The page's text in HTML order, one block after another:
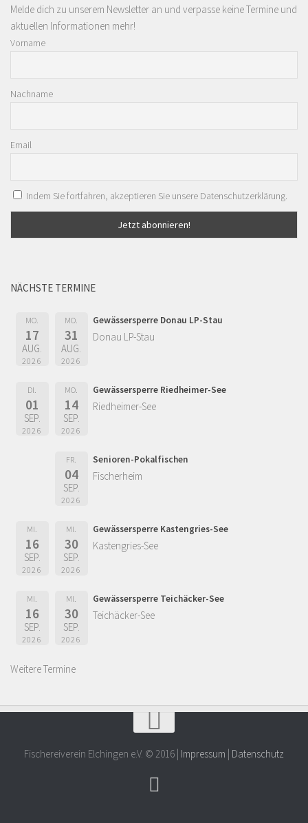
Melde dich zu unserem Newsletter an und verpasse keine Termine und
aktuellen Informationen mehr!
Vorname
Nachname
Email
Indem Sie fortfahren, akzeptieren Sie unsere Datenschutzerklärung.
NÄCHSTE TERMINE
MO.
17
AUG.
2026
MO.
31
AUG.
2026
Gewässersperre Donau LP-Stau
Donau LP-Stau
DI.
01
SEP.
2026
MO.
14
SEP.
2026
Gewässersperre Riedheimer-See
Riedheimer-See
FR.
04
SEP.
2026
Senioren-Pokalfischen
Fischerheim
MI.
16
SEP.
2026
MI.
30
SEP.
2026
Gewässersperre Kastengries-See
Kastengries-See
MI.
16
SEP.
2026
MI.
30
SEP.
2026
Gewässersperre Teichäcker-See
Teichäcker-See
Weitere Termine
Fischereiverein Elchingen e.V. © 2016 | Impressum | Datenschutz